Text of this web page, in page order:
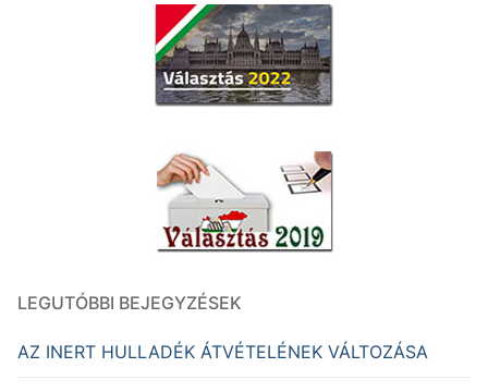
LEGUTÓBBI BEJEGYZÉSEK
AZ INERT HULLADÉK ÁTVÉTELÉNEK VÁLTOZÁSA